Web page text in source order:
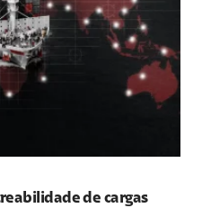
de cargas